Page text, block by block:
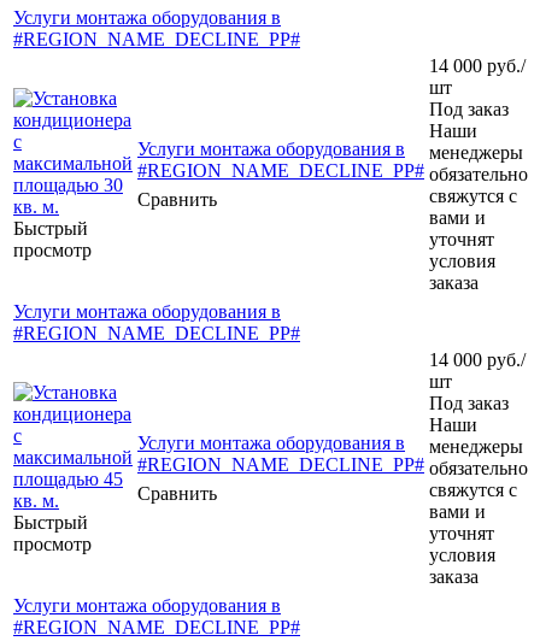
Услуги монтажа оборудования в
#REGION_NAME_DECLINE_PP#
Быстрый
просмотр
Услуги монтажа оборудования в
#REGION_NAME_DECLINE_PP#
Сравнить
14 000 руб./
шт
Под заказ
Наши
менеджеры
обязательно
свяжутся с
вами и
уточнят
условия
заказа
Услуги монтажа оборудования в
#REGION_NAME_DECLINE_PP#
Быстрый
просмотр
Услуги монтажа оборудования в
#REGION_NAME_DECLINE_PP#
Сравнить
14 000 руб./
шт
Под заказ
Наши
менеджеры
обязательно
свяжутся с
вами и
уточнят
условия
заказа
Услуги монтажа оборудования в
#REGION_NAME_DECLINE_PP#